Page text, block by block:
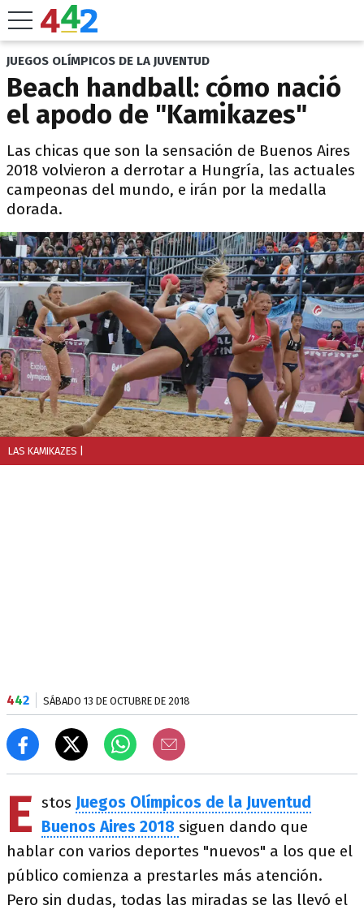
JUEGOS OLÍMPICOS DE LA JUVENTUD
Beach handball: cómo nació
el apodo de "Kamikazes"
Las chicas que son la sensación de Buenos Aires
2018 volvieron a derrotar a Hungría, las actuales
campeonas del mundo, e irán por la medalla
dorada.
LAS KAMIKAZES
442 SÁBADO 13 DE OCTUBRE DE 2018
E stos Juegos Olímpicos de la Juventud
Buenos Aires 2018 siguen dando que
hablar con varios deportes "nuevos" a los que el
público comienza a prestarles más atención.
Pero sin dudas, todas las miradas se las llevó el